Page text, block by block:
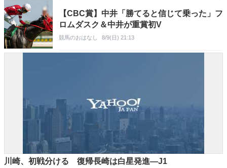
【CBC賞】中井「勝てると信じて乗った」フ
ロムダスク＆中井が重賞初V
競馬のおはなし 8/9(日) 21:13
川崎、初戦分ける 復帰長崎は白星発進―J1